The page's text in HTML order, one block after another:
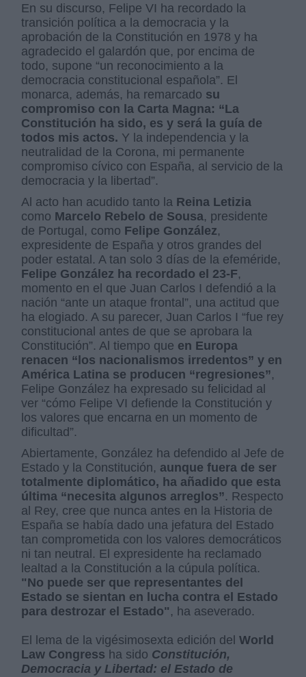
En su discurso, Felipe VI ha recordado la
transición política a la democracia y la
aprobación de la Constitución en 1978 y ha
agradecido el galardón que, por encima de
todo, supone “un reconocimiento a la
democracia constitucional española”. El
monarca, además, ha remarcado su
compromiso con la Carta Magna: “La
Constitución ha sido, es y será la guía de
todos mis actos. Y la independencia y la
neutralidad de la Corona, mi permanente
compromiso cívico con España, al servicio de la
democracia y la libertad”.
Al acto han acudido tanto la Reina Letizia
como Marcelo Rebelo de Sousa, presidente
de Portugal, como Felipe González,
expresidente de España y otros grandes del
poder estatal. A tan solo 3 días de la efeméride,
Felipe González ha recordado el 23-F,
momento en el que Juan Carlos I defendió a la
nación “ante un ataque frontal”, una actitud que
ha elogiado. A su parecer, Juan Carlos I “fue rey
constitucional antes de que se aprobara la
Constitución”. Al tiempo que en Europa
renacen “los nacionalismos irredentos” y en
América Latina se producen “regresiones”,
Felipe González ha expresado su felicidad al
ver “cómo Felipe VI defiende la Constitución y
los valores que encarna en un momento de
dificultad”.
Abiertamente, González ha defendido al Jefe de
Estado y la Constitución, aunque fuera de ser
totalmente diplomático, ha añadido que esta
última “necesita algunos arreglos”. Respecto
al Rey, cree que nunca antes en la Historia de
España se había dado una jefatura del Estado
tan comprometida con los valores democráticos
ni tan neutral. El expresidente ha reclamado
lealtad a la Constitución a la cúpula política.
"No puede ser que representantes del
Estado se sientan en lucha contra el Estado
para destrozar el Estado" , ha aseverado.
El lema de la vigésimosexta edición delWorld
Law Congress ha sido Constitución,
Democracia y Libertad: el Estado de